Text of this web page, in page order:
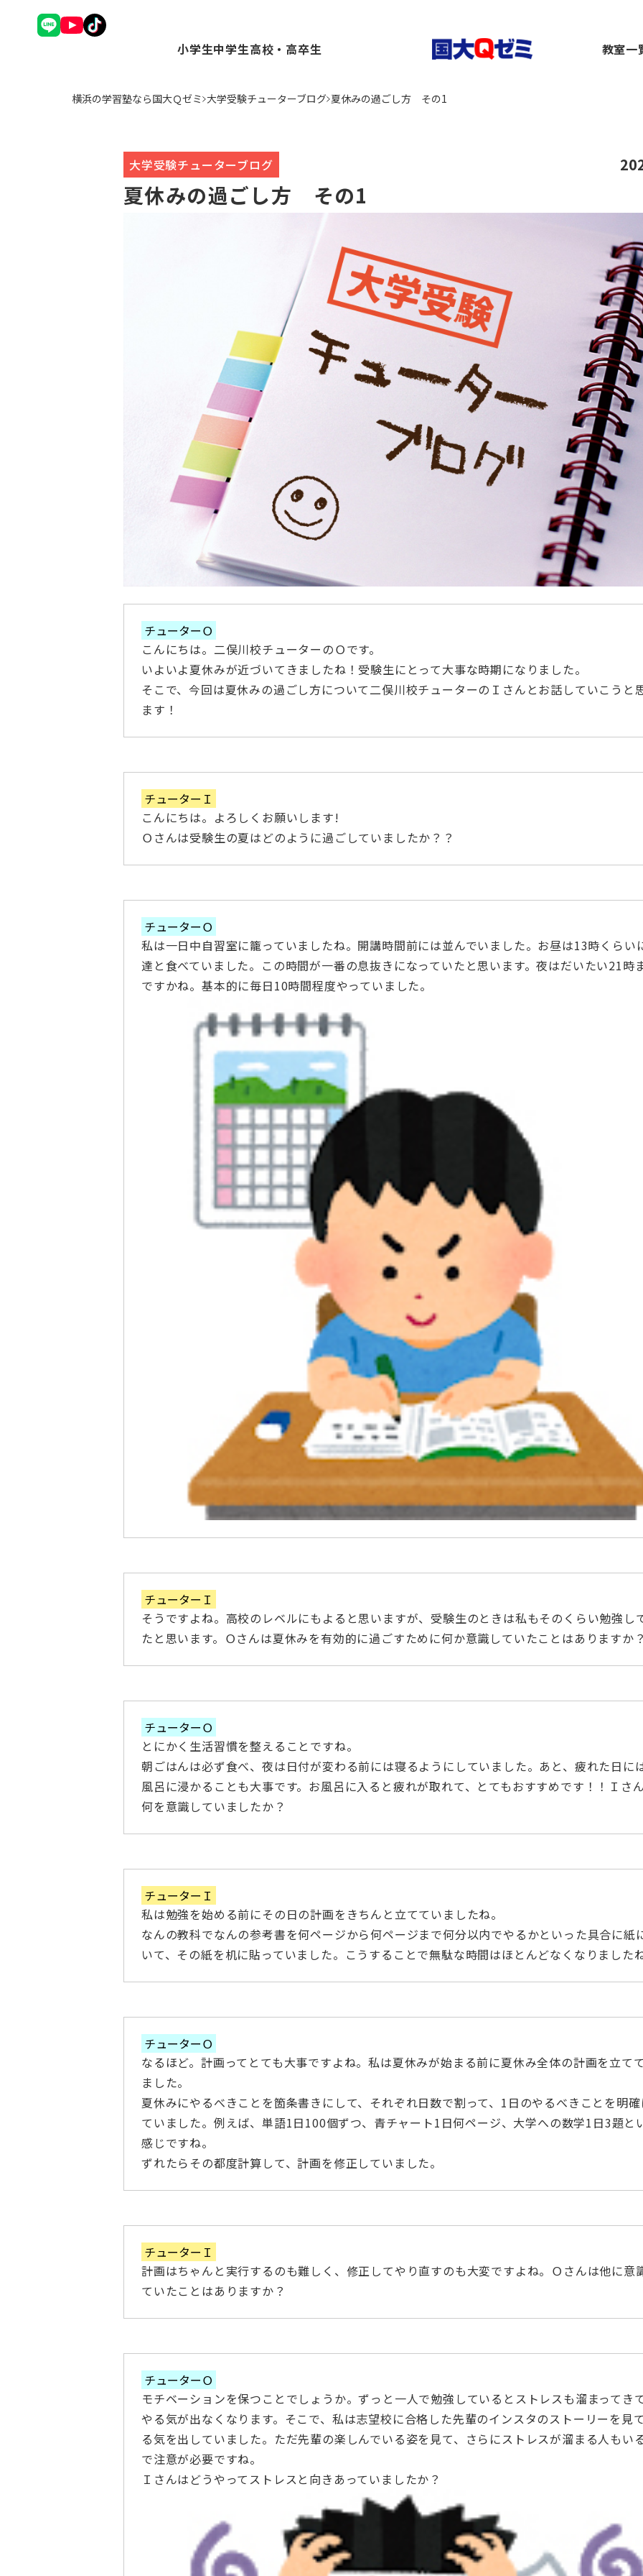
小学生
理英会アドバンスコース（小1～2）
トップ校特進コース（小5～6）
ことばの学校（小1～6）
小学英語YOM-TOX（小1～6）
個別学習コース（小1～高卒生）
中学生
Ｑゼミ+ コース（中1～3）
高校・高卒生
Ｑゼミ+ コース（高1～高卒生）
教室一
市
都
いず
横浜の学習塾なら国大Ｑゼミ 大学受験チューターブログ 夏休みの過ごし方 その1
大学受験チューターブログ
夏休みの過ごし方 その1
チューターＯ
こんにちは。二俣川校チューターのＯです。
いよいよ夏休みが近づいてきましたね！受験生にとって大事な時期になりました。
そこで、今回は夏休みの過ごし方について二俣川校チューターのＩさんとお話していこうと
ます！
チューターＩ
こんにちは。よろしくお願いします!
Ｏさんは受験生の夏はどのように過ごしていましたか？？
チューターＯ
私は一日中自習室に籠っていましたね。開講時間前には並んでいました。お昼は13時くらい
達と食べていました。この時間が一番の息抜きになっていたと思います。夜はだいたい21時
ですかね。基本的に毎日10時間程度やっていました。
チューターＩ
そうですよね。高校のレベルにもよると思いますが、受験生のときは私もそのくらい勉強し
たと思います。Ｏさんは夏休みを有効的に過ごすために何か意識していたことはありますか？
チューターＯ
とにかく生活習慣を整えることですね。
朝ごはんは必ず食べ、夜は日付が変わる前には寝るようにしていました。あと、疲れた日に
風呂に浸かることも大事です。お風呂に入ると疲れが取れて、とてもおすすめです！！Ｉさ
何を意識していましたか？
チューターＩ
私は勉強を始める前にその日の計画をきちんと立てていましたね。
なんの教科でなんの参考書を何ページから何ページまで何分以内でやるかといった具合に紙
いて、その紙を机に貼っていました。こうすることで無駄な時間はほとんどなくなりましたね
チューターＯ
なるほど。計画ってとても大事ですよね。私は夏休みが始まる前に夏休み全体の計画を立て
ました。
夏休みにやるべきことを箇条書きにして、それぞれ日数で割って、1日のやるべきことを明確
ていました。例えば、単語1日100個ずつ、青チャート1日何ページ、大学への数学1日3題と
感じですね。
ずれたらその都度計算して、計画を修正していました。
チューターＩ
計画はちゃんと実行するのも難しく、修正してやり直すのも大変ですよね。Ｏさんは他に意
ていたことはありますか？
チューターＯ
モチベーションを保つことでしょうか。ずっと一人で勉強しているとストレスも溜まってきて
やる気が出なくなります。そこで、私は志望校に合格した先輩のインスタのストーリーを見
る気を出していました。ただ先輩の楽しんでいる姿を見て、さらにストレスが溜まる人もい
で注意が必要ですね。
Ｉさんはどうやってストレスと向きあっていましたか？